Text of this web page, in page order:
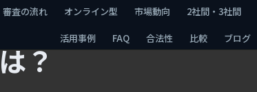
審査の流れ オンライン型 市場動向 2社間・3社間
活用事例 FAQ 合法性 比較 ブログ
？